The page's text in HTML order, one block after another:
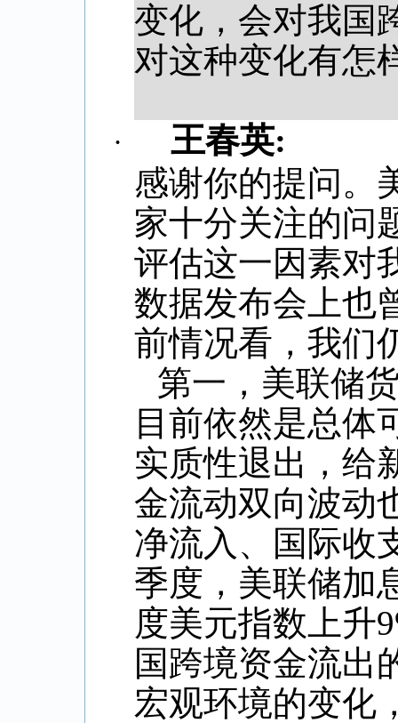
变化，会对我国
对这种变化有怎
· 王春英:
感谢你的提问。
家十分关注的问
评估这一因素对
数据发布会上也
前情况看，我们
第一，美联储
目前依然是总体
实质性退出，给
金流动双向波动
净流入、国际收
季度，美联储加
度美元指数上升
国跨境资金流出
宏观环境的变化